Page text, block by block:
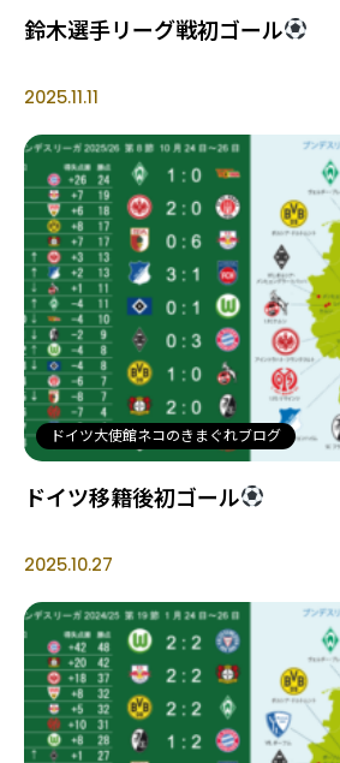
鈴木選手リーグ戦初ゴール
2025.11.11
ドイツ大使館ネコのきまぐれブログ
ドイツ移籍後初ゴール
2025.10.27